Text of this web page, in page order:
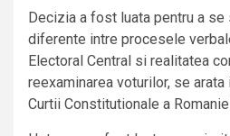
Decizia a fost luata pentru a
diferente intre procesele
Electoral Central si realitatea
reexaminarea voturilor, se arata
Curtii Constitutionale a